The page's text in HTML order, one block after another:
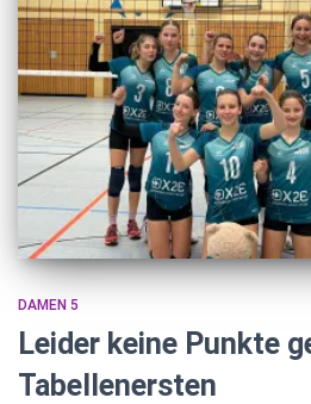
DAMEN 5
Leider keine Punkte
Tabellenersten